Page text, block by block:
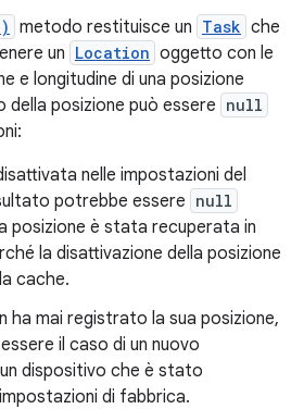
metodo restituisce un Task che
un Location oggetto con le
e longitudine di una posizione
posizione può essere null
nelle impostazioni del
potrebbe essere null
posizione è stata recuperata in
la disattivazione della posizione
cache.
ha mai registrato la sua posizione,
il caso di un nuovo
dispositivo che è stato
di fabbrica.